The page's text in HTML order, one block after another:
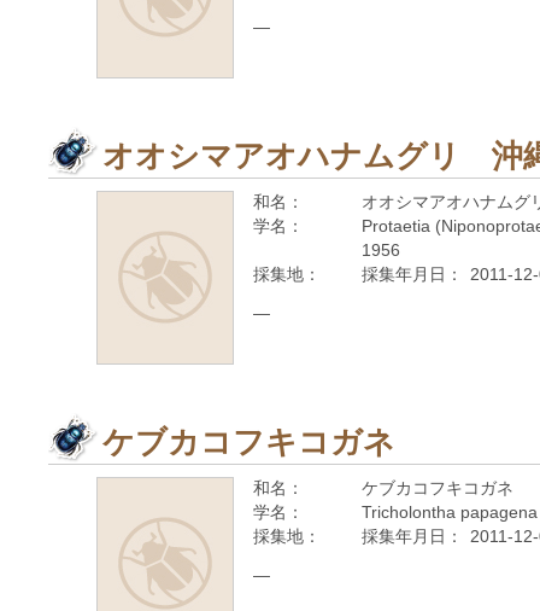
—
オオシマアオハナムグリ 沖
和名：
オオシマアオハナム
学名：
Protaetia
1956
採集地：
採集年月日： 2011-
—
ケブカコフキコガネ
和名：
ケブカコフキコガネ
学名：
Tricholontha
採集地：
採集年月日： 2011-
—